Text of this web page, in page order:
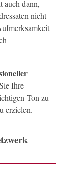
auch dann,
nicht
Ihre
Ton zu
erzielen.